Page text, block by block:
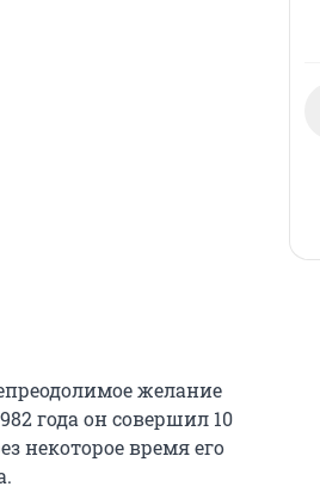
желание
года он совершил 10
некоторое время его